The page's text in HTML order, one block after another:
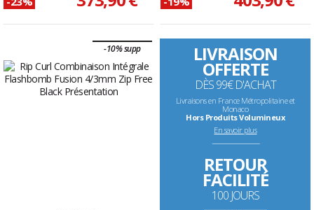
-10% supp LIVRAISON
OFFERTE
DÈS 99€ D'ACHAT
Livraisons en France Métropolitaine et
Monaco
Hors Produits Volumineux
En savoir plus
--------------------------------------------------------------------
RETOUR
FACILITÉ
100 JOURS